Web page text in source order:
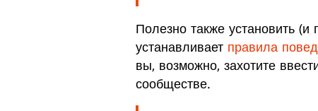
Полезно также установить
устанавливает правила
вы, возможно, захотите
сообществе.